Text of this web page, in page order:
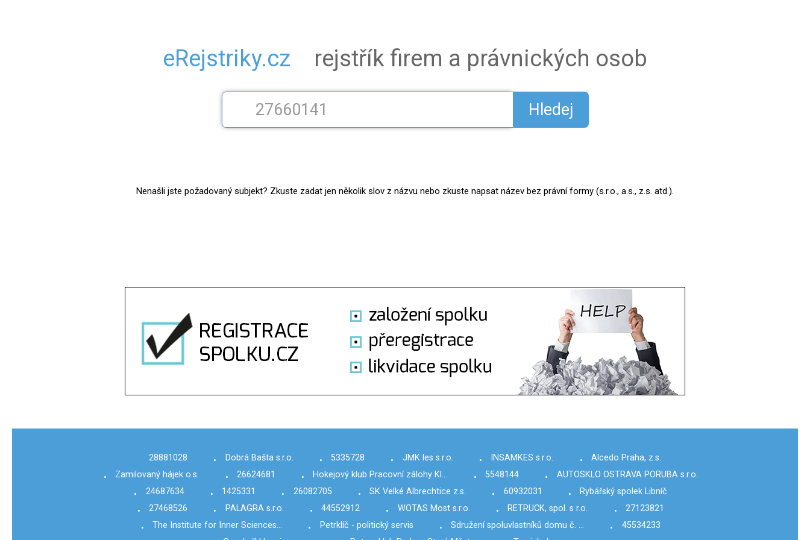
eRejstriky.cz rejstřík firem a právnických osob
Hledej
Nenašli jste požadovaný subjekt? Zkuste zadat jen několik slov z názvu nebo zkuste napsat název bez právní formy (s.r.o., a.s., z.s. atd.).
28881028 • Dobrá Bašta s.r.o. • 5335728 • JMK les s.r.o. • INSAMKES s.r.o. •
Alcedo Praha, z.s.
•
Zamilovaný hájek o.s. • 26624681 • Hokejový klub Pracovní zálohy Kl… • 5548144 •
AUTOSKLO OSTRAVA PORUBA s.r.o.
•
24687634 • 1425331 • 26082705 • SK Velké Albrechtice z.s. • 60932031 •
Rybářský spolek Libníč
•
27468526 • PALAGRA s.r.o. • 44552912 • WOTAS Most s.r.o. • RETRUCK, spol. s r.o. •
27123821
•
The Institute for Inner Sciences… • Petrklíč - politický servis • Sdružení spoluvlastníků domu č. … •
45534233